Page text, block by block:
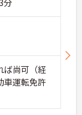
分
尚可（経
車運転免許